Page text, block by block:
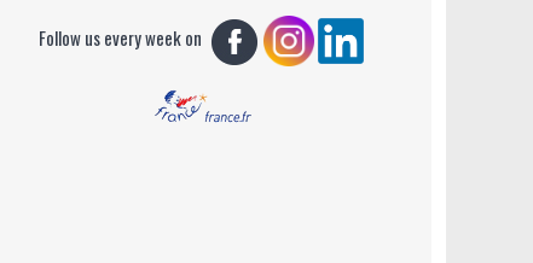
Follow us every week on